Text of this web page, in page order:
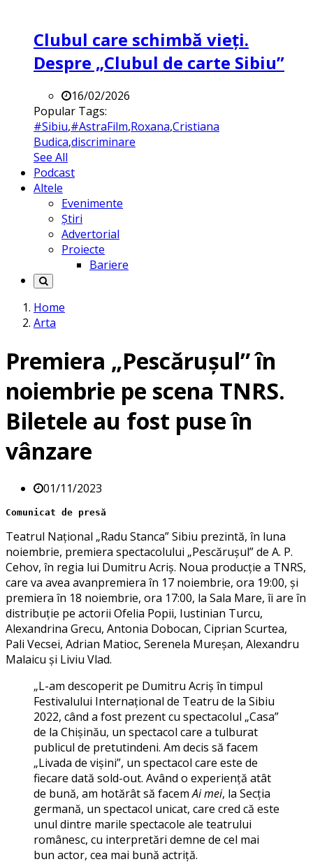
Clubul care schimbă vieți.
Despre „Clubul de carte Sibiu”
16/02/2026
Popular Tags:
#Sibiu,#AstraFilm,Roxana,Cristiana
Budica,discriminare
See All
Podcast
Altele
Evenimente
Știri
Advertorial
Proiecte
Bariere
Home
Arta
Premiera „Pescărușul” în
noiembrie pe scena TNRS.
Biletele au fost puse în
vânzare
01/11/2023
Comunicat de presă
Teatrul Național „Radu Stanca” Sibiu prezintă, în luna
noiembrie, premiera spectacolului „Pescărușul” de A. P.
Cehov, în regia lui Dumitru Acriș. Noua producție a TNRS,
care va avea avanpremiera în 17 noiembrie, ora 19:00, și
premiera în 18 noiembrie, ora 17:00, la Sala Mare, îi are în
distribuție pe actorii Ofelia Popii, Iustinian Turcu,
Alexandrina Grecu, Antonia Dobocan, Ciprian Scurtea,
Pali Vecsei, Adrian Matioc, Serenela Mureșan, Alexandru
Malaicu și Liviu Vlad.
„L-am descoperit pe Dumitru Acriș în timpul
Festivalului Internațional de Teatru de la Sibiu
2022, când a fost prezent cu spectacolul „Casa”
de la Chișinău, un spectacol care a tulburat
publicul de pretutindeni. Am decis să facem
„Livada de vișini”, un spectacol care este de
fiecare dată sold-out. Având o experiență atât
de bună, am hotărât să facemAi mei, la Secția
germană, un spectacol unicat, care cred că este
unul dintre marile spectacole ale teatrului
românesc, cu interpretări demne de cel mai
bun actor, cea mai bună actriță.